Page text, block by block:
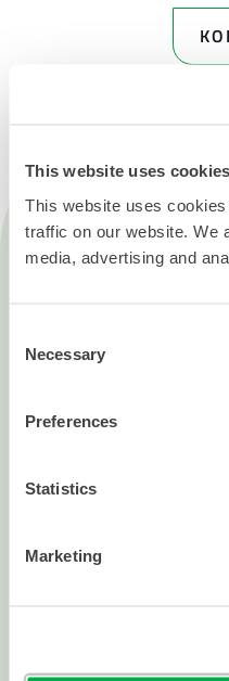
This website uses cookies
This website uses
traffic on our website. We
media, advertising and
Selection
Necessary
Preferences
Statistics
Marketing
Produkte
Feuer
Karriere